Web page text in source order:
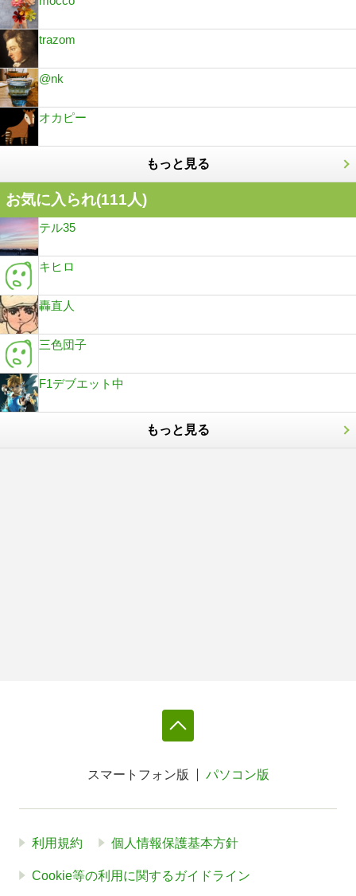
trazom
@nk
オカピー
もっと見る
お気に入られ(111人)
テル35
キヒロ
轟直人
三色団子
F1デブエット中
もっと見る
スマートフォン版 パソコン版
利用規約 個人情報保護基本方針
Cookie等の利用に関するガイドライン